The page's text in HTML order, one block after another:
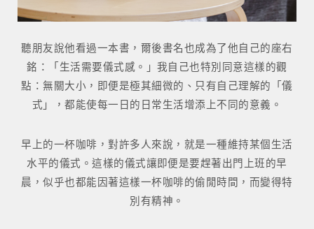
聽朋友說他看過一本書，爾後書名也成為了他自己的座右
銘：「生活需要儀式感。」我自己也特別同意這樣的觀
點：無關大小，即便是極其細微的、只有自己理解的「儀
式」，都能使每一日的日常生活增添上不同的意義。
早上的一杯咖啡，對許多人來說，就是一種維持某個生活
水平的儀式。這樣的儀式讓即便是要趕著出門上班的早
晨，似乎也都能因著這樣一杯咖啡的偷閒時間，而變得特
別有精神。